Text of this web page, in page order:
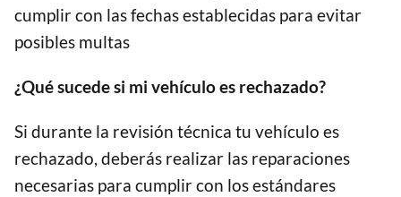
cumplir con las fechas establecidas para evitar
posibles multas
¿Qué sucede si mi vehículo es rechazado?
Si durante la revisión técnica tu vehículo es
rechazado, deberás realizar las reparaciones
necesarias para cumplir con los estándares